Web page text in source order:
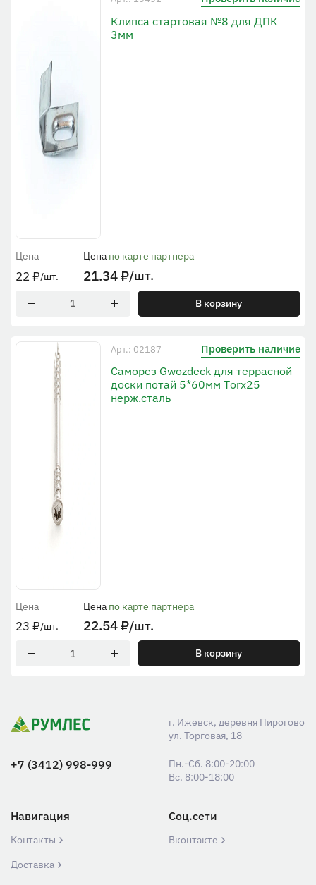
Клипса стартовая №8 для ДПК
3мм
Цена
22 ₽/шт.
Цена по карте партнера
21.34₽/шт.
В корзину
Арт.: 02187 Проверить наличие
Саморез Gwozdeck для террасной
доски потай 5*60мм Тorx25
нерж.сталь
Цена
23 ₽/шт.
Цена по карте партнера
22.54₽/шт.
В корзину
г. Ижевск, деревня Пирогово
ул. Торговая, 18
+7 (3412) 998-999
Пн.-Сб. 8:00-20:00
Вс. 8:00-18:00
Навигация
Контакты
Доставка
Соц.сети
Вконтакте